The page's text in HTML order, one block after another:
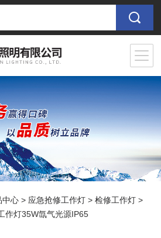
中心 > 应急抢修工作灯 >检修工作灯 >
作灯35W氙气光源IP65